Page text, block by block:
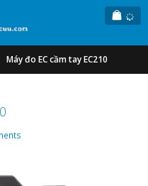
Máy đo EC cầm tay EC210